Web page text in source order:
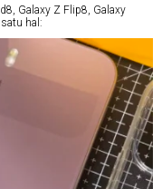
Galaxy Z Flip8, Galaxy
hal: